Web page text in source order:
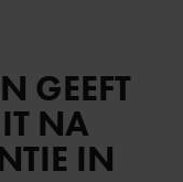
GEEFT
NA
IN